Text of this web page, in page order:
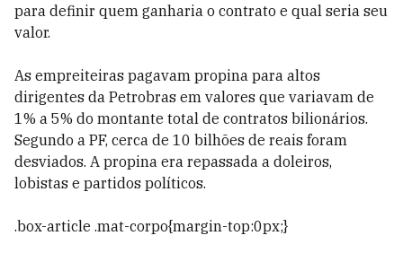
para definir quem ganharia o contrato e qual seria seu
valor.
As empreiteiras pagavam propina para altos
dirigentes da Petrobras em valores que variavam de
1% a 5% do montante total de contratos bilionários.
Segundo a PF, cerca de 10 bilhões de reais foram
desviados. A propina era repassada a doleiros,
lobistas e partidos políticos.
.box-article .mat-corpo{margin-top:0px;}